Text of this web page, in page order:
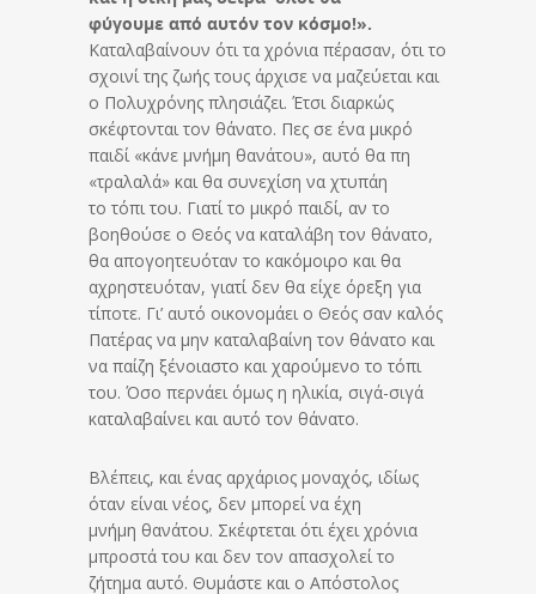
φύγουμε από αυτόν τον κόσμο!».
Καταλαβαίνουν ότι τα χρόνια πέρασαν, ότι το
σχοινί της ζωής τους άρχισε να μαζεύεται και
ο Πολυχρόνης πλησιάζει. Έτσι διαρκώς
σκέφτονται τον θάνατο. Πες σε ένα μικρό
παιδί «κάνε μνήμη θανάτου», αυτό θα πη
«τραλαλά» και θα συνεχίση να χτυπάη
το τόπι του. Γιατί το μικρό παιδί, αν το
βοηθούσε ο Θεός να καταλάβη τον θάνατο,
θα απογοητευόταν το κακόμοιρο και θα
αχρηστευόταν, γιατί δεν θα είχε όρεξη για
τίποτε. Γι’ αυτό οικονομάει ο Θεός σαν καλός
Πατέρας να μην καταλαβαίνη τον θάνατο και
να παίζη ξένοιαστο και χαρούμενο το τόπι
του. Όσο περνάει όμως η ηλικία, σιγά-σιγά
καταλαβαίνει και αυτό τον θάνατο.
Βλέπεις, και ένας αρχάριος μοναχός, ιδίως
όταν είναι νέος, δεν μπορεί να έχη
μνήμη θανάτου. Σκέφτεται ότι έχει χρόνια
μπροστά του και δεν τον απασχολεί το
ζήτημα αυτό. Θυμάστε και ο Απόστολος